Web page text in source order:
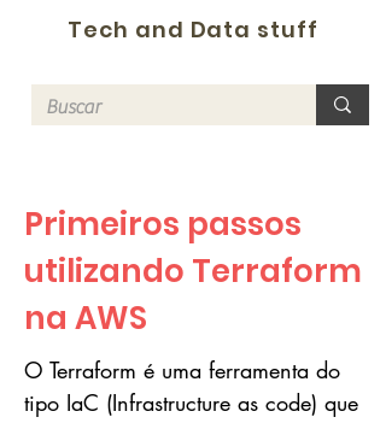
Tech and Data stuff
Primeiros passos
utilizando Terraform
na AWS
O Terraform é uma ferramenta do
tipo IaC (Infrastructure as code) que